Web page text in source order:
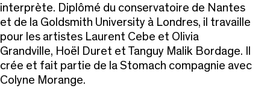
interprète. Diplômé du conservatoire de Nantes
et de la Goldsmith University à Londres, il travaille
pour les artistes Laurent Cebe et Olivia
Grandville, Hoël Duret et Tanguy Malik Bordage. Il
crée et fait partie de la Stomach compagnie avec
Colyne Morange.